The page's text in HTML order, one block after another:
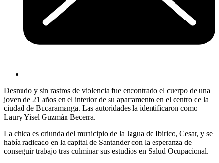
Desnudo y sin rastros de violencia fue encontrado el cuerpo de una
joven de 21 años en el interior de su apartamento en el centro de la
ciudad de Bucaramanga. Las autoridades la identificaron como
Laury Yisel Guzmán Becerra.
La chica es oriunda del municipio de la Jagua de Ibirico, Cesar, y se
había radicado en la capital de Santander con la esperanza de
conseguir trabajo tras culminar sus estudios en Salud Ocupacional.